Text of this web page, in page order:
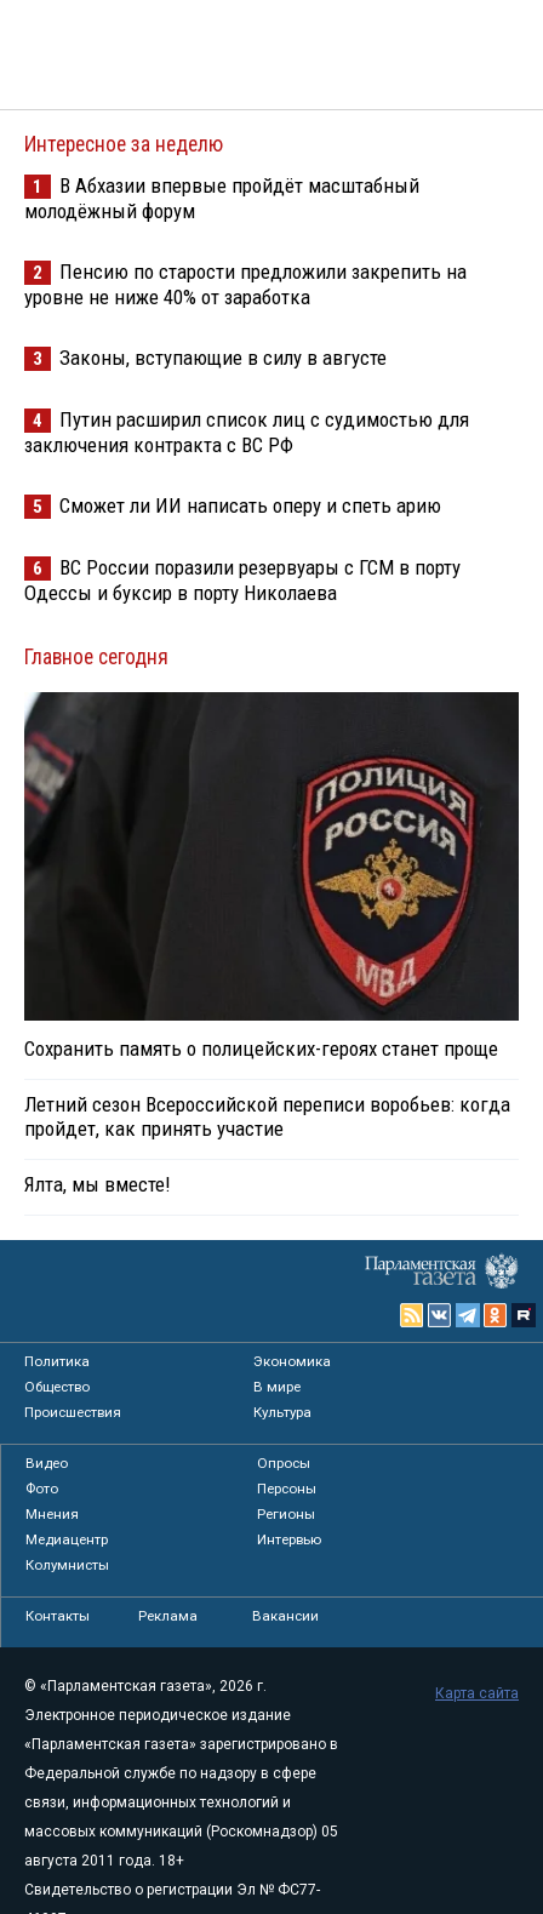
Интересное за неделю
1
В Абхазии впервые пройдёт масштабный
молодёжный форум
2
Пенсию по старости предложили закрепить на
уровне не ниже 40% от заработка
3 Законы, вступающие в силу в августе
4
Путин расширил список лиц с судимостью для
заключения контракта с ВС РФ
5 Сможет ли ИИ написать оперу и спеть арию
6
ВС России поразили резервуары с ГСМ в порту
Одессы и буксир в порту Николаева
Главное сегодня
Сохранить память о полицейских-героях станет проще
Летний сезон Всероссийской переписи воробьев: когда
пройдет, как принять участие
Ялта, мы вместе!
Политика
Экономика
Общество
В мире
Происшествия
Культура
Видео
Опросы
Фото
Персоны
Мнения
Регионы
Медиацентр
Интервью
Колумнисты
Контакты Реклама Вакансии
© «Парламентская газета», 2026 г.
Электронное периодическое издание
«Парламентская газета» зарегистрировано в
Федеральной службе по надзору в сфере
связи, информационных технологий и
массовых коммуникаций (Роскомнадзор) 05
августа 2011 года. 18+
Свидетельство о регистрации Эл № ФС77-
Карта сайта